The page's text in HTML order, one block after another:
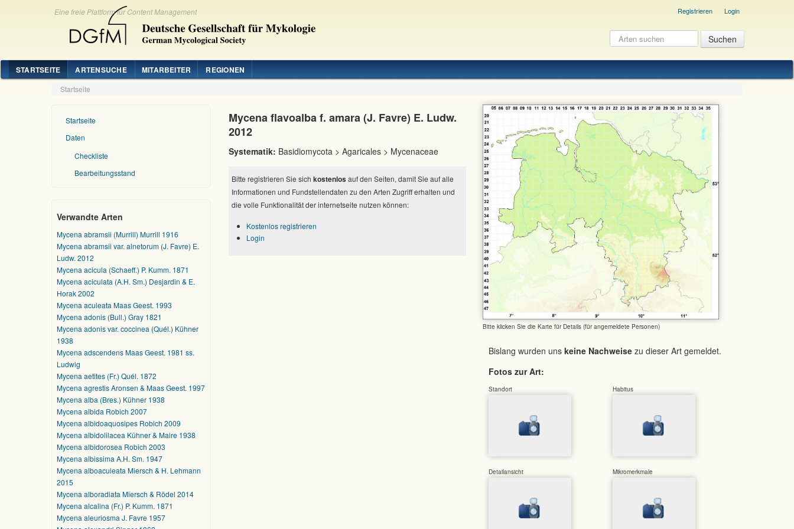
Eine freie Plattform für Content Management Registrieren Login
STARTSEITE ARTENSUCHE MITARBEITER REGIONEN
Startseite
Startseite
Daten
Checkliste
Bearbeitungsstand
Verwandte Arten
Mycena abramsii (Murrill) Murrill 1916
Mycena abramsii var. alnetorum (J. Favre) E.
Ludw. 2012
Mycena acicula (Schaeff.) P. Kumm. 1871
Mycena aciculata (A.H. Sm.) Desjardin & E.
Horak 2002
Mycena aculeata Maas Geest. 1993
Mycena adonis (Bull.) Gray 1821
Mycena adonis var. coccinea (Quél.) Kühner
1938
Mycena adscendens Maas Geest. 1981 ss.
Ludwig
Mycena aetites (Fr.) Quél. 1872
Mycena agrestis Aronsen & Maas Geest. 1997
Mycena alba (Bres.) Kühner 1938
Mycena albida Robich 2007
Mycena albidoaquosipes Robich 2009
Mycena albidolilacea Kühner & Maire 1938
Mycena albidorosea Robich 2003
Mycena albissima A.H. Sm. 1947
Mycena alboaculeata Miersch & H. Lehmann
2015
Mycena alboradiata Miersch & Rödel 2014
Mycena alcalina (Fr.) P. Kumm. 1871
Mycena aleuriosma J. Favre 1957
Bitte klicken Sie die Karte für Details (für angemeldete Personen)
Bislang wurden uns keine Nachweise zu dieser Art gemeldet.
Fotos zur Art:
Standort Habitus
Detailansicht Mikromerkmale
Mycena flavoalba f. amara (J. Favre) E. Ludw.
2012
Systematik: Basidiomycota > Agaricales > Mycenaceae
Bitte registrieren Sie sich kostenlos auf den Seiten, damit Sie auf alle
Informationen und Fundstellendaten zu den Arten Zugriff erhalten und
die volle Funktionalität der internetseite nutzen können:
Kostenlos registrieren
Login